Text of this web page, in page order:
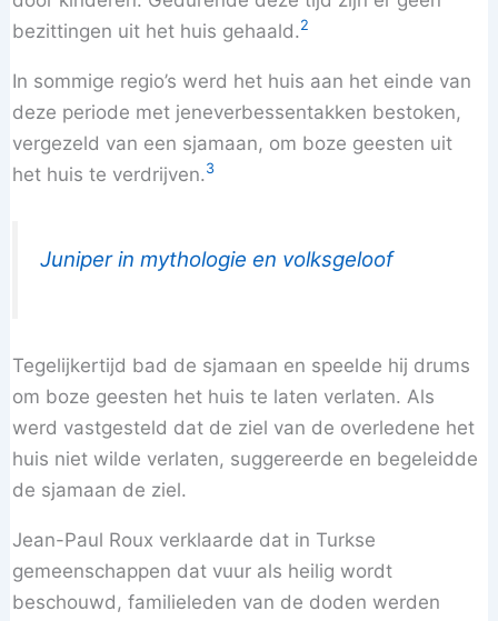
bezittingen uit het huis gehaald.2
In sommige regio’s werd het huis aan het einde van
deze periode met jeneverbessentakken bestoken,
vergezeld van een sjamaan, om boze geesten uit
het huis te verdrijven.3
Juniper in mythologie en volksgeloof
Tegelijkertijd bad de sjamaan en speelde hij drums
om boze geesten het huis te laten verlaten. Als
werd vastgesteld dat de ziel van de overledene het
huis niet wilde verlaten, suggereerde en begeleidde
de sjamaan de ziel.
Jean-Paul Roux verklaarde dat in Turkse
gemeenschappen dat vuur als heilig wordt
beschouwd, familieleden van de doden werden